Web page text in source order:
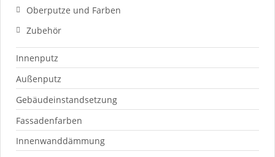
Oberputze und Farben
Zubehör
Innenputz
Außenputz
Gebäudeinstandsetzung
Fassadenfarben
Innenwanddämmung